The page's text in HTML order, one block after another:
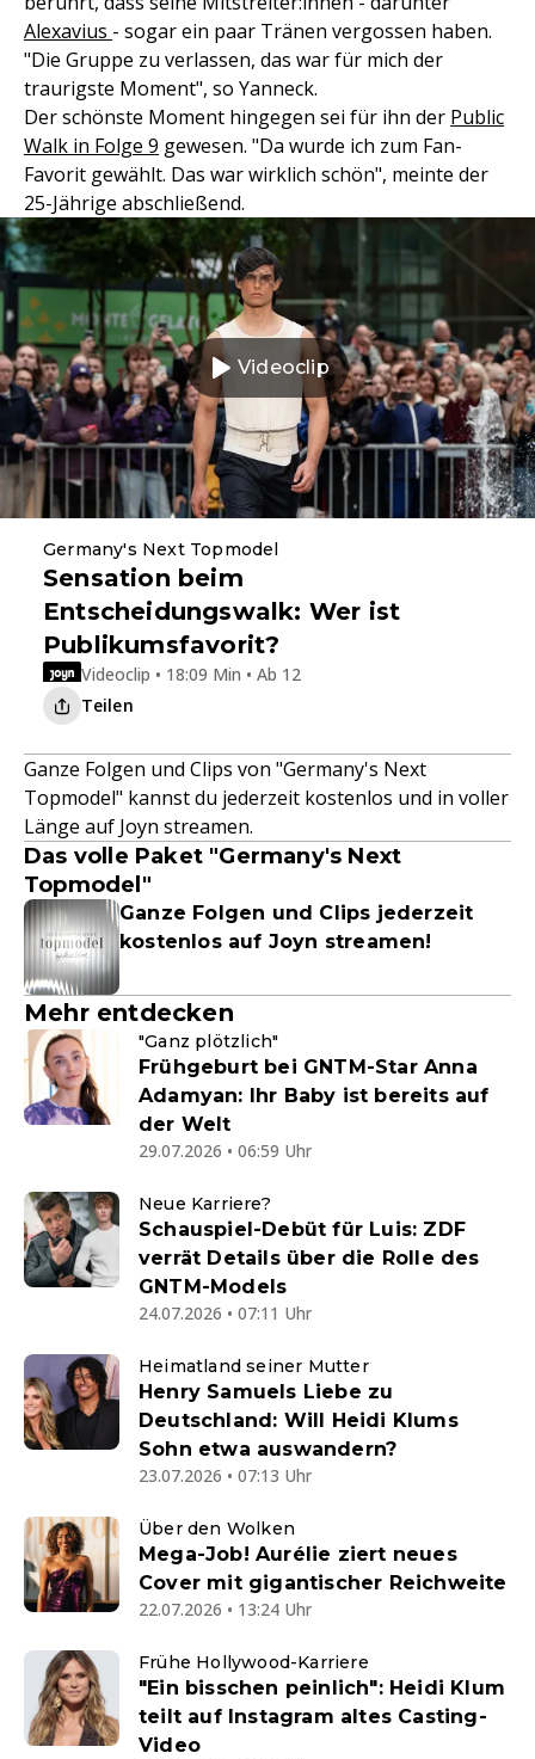
Alexavius - sogar ein paar Tränen vergossen haben.
"Die Gruppe zu verlassen, das war für mich der
traurigste Moment", so Yanneck.
Der schönste Moment hingegen sei für ihn der Public
Walk in Folge 9 gewesen. "Da wurde ich zum Fan-
Favorit gewählt. Das war wirklich schön", meinte der
25-Jährige abschließend.
Videoclip
Germany's Next Topmodel
Sensation beim
Entscheidungswalk: Wer ist
Publikumsfavorit?
Videoclip • 18:09 Min • Ab 12
Teilen
Ganze Folgen und Clips von "Germany's Next
Topmodel" kannst du jederzeit kostenlos und in voller
Länge auf Joyn streamen.
Das volle Paket "Germany's Next
Topmodel"
Ganze Folgen und Clips jederzeit
kostenlos auf Joyn streamen!
Mehr entdecken
"Ganz plötzlich"
Frühgeburt bei GNTM-Star Anna
Adamyan: Ihr Baby ist bereits auf
der Welt
29.07.2026 • 06:59 Uhr
Neue Karriere?
Schauspiel-Debüt für Luis: ZDF
verrät Details über die Rolle des
GNTM-Models
24.07.2026 • 07:11 Uhr
Heimatland seiner Mutter
Henry Samuels Liebe zu
Deutschland: Will Heidi Klums
Sohn etwa auswandern?
23.07.2026 • 07:13 Uhr
Über den Wolken
Mega-Job! Aurélie ziert neues
Cover mit gigantischer Reichweite
22.07.2026 • 13:24 Uhr
Frühe Hollywood-Karriere
"Ein bisschen peinlich": Heidi Klum
teilt auf Instagram altes Casting-
Video